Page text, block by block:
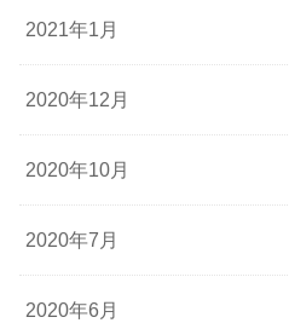
2021年1月
2020年12月
2020年10月
2020年7月
2020年6月